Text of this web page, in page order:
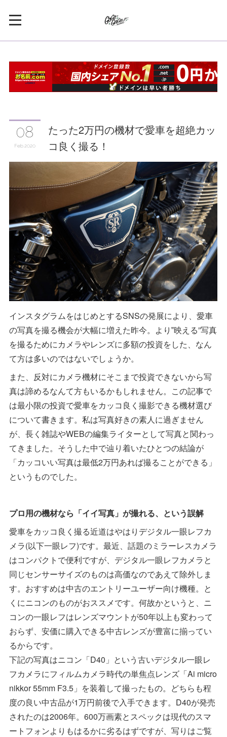
08
Feb 2020
たった2万円の機材で愛車を超絶カッ
コ良く撮る！
インスタグラムをはじめとするSNSの発展により、愛車
の写真を撮る機会が大幅に増えた昨今。より‟映える”写真
を撮るためにカメラやレンズに多額の投資をした、なん
て方は多いのではないでしょうか。
また、反対にカメラ機材にそこまで投資できないから写
真は諦めるなんて方もいるかもしれません。この記事で
は最小限の投資で愛車をカッコ良く撮影できる機材選び
について書きます。私は写真好きの素人に過ぎません
が、長く雑誌やWEBの編集ライターとして写真と関わっ
てきました。そうした中で辿り着いたひとつの結論が
「カッコいい写真は最低2万円あれば撮ることができる」
というものでした。
プロ用の機材なら「イイ写真」が撮れる、という誤解
愛車をカッコ良く撮る近道はやはりデジタル一眼レフカ
メラ(以下一眼レフ)です。最近、話題のミラーレスカメラ
はコンパクトで便利ですが、デジタル一眼レフカメラと
同じセンサーサイズのものは高価なのであえて除外しま
す。おすすめは中古のエントリーユーザー向け機種。と
くにニコンのものがおススメです。何故かというと、ニ
コンの一眼レフはレンズマウントが50年以上も変わって
おらず、安価に購入できる中古レンズが豊富に揃ってい
るからです。
下記の写真はニコン「D40」という古いデジタル一眼レ
フカメラにフィルムカメラ時代の単焦点レンズ「Ai micro
nikkor 55mm F3.5」を装着して撮ったもの。どちらも程
度の良い中古品が1万円前後で入手できます。D40が発売
されたのは2006年。600万画素とスペックは現代のスマ
ートフォンよりもはるかに劣るはずですが、写りはご覧